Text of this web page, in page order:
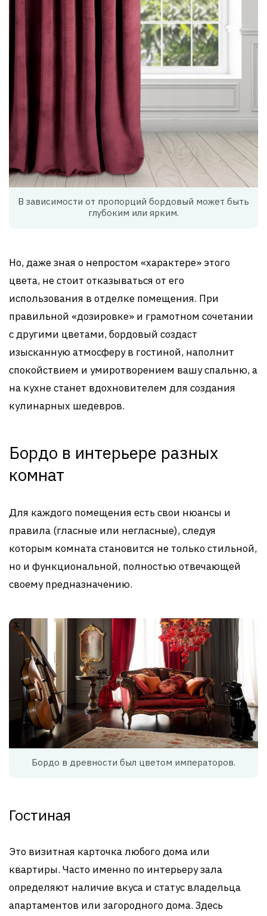
В зависимости от пропорций бордовый может быть
глубоким или ярким.
Но, даже зная о непростом «характере» этого
цвета, не стоит отказываться от его
использования в отделке помещения. При
правильной «дозировке» и грамотном сочетании
с другими цветами, бордовый создаст
изысканную атмосферу в гостиной, наполнит
спокойствием и умиротворением вашу спальню, а
на кухне станет вдохновителем для создания
кулинарных шедевров.
Бордо в интерьере разных
комнат
Для каждого помещения есть свои нюансы и
правила (гласные или негласные), следуя
которым комната становится не только стильной,
но и функциональной, полностью отвечающей
своему предназначению.
Бордо в древности был цветом императоров.
Гостиная
Это визитная карточка любого дома или
квартиры. Часто именно по интерьеру зала
определяют наличие вкуса и статус владельца
апартаментов или загородного дома. Здесь